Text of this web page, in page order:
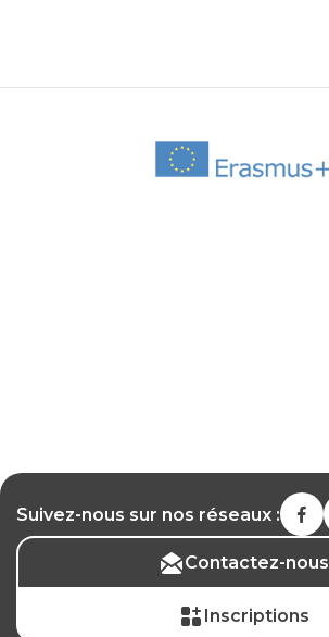
Suivez-nous sur nos réseaux :
Contactez-nous
Inscriptions